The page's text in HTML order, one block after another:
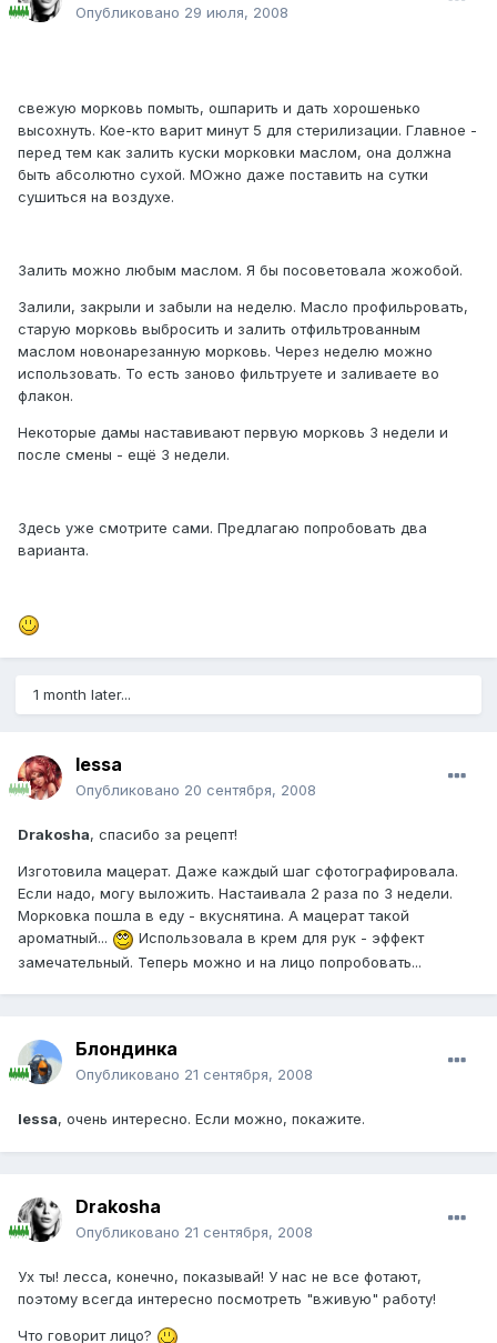
Опубликовано 29 июля, 2008
свежую морковь помыть, ошпарить и дать хорошенько
высохнуть. Кое-кто варит минут 5 для стерилизации. Главное -
перед тем как залить куски морковки маслом, она должна
быть абсолютно сухой. МОжно даже поставить на сутки
сушиться на воздухе.
Залить можно любым маслом. Я бы посоветовала жожобой.
Залили, закрыли и забыли на неделю. Масло профильровать,
старую морковь выбросить и залить отфильтрованным
маслом новонарезанную морковь. Через неделю можно
использовать. То есть заново фильтруете и заливаете во
флакон.
Некоторые дамы наставивают первую морковь 3 недели и
после смены - ещё 3 недели.
Здесь уже смотрите сами. Предлагаю попробовать два
варианта.
1 month later...
lessa
Опубликовано 20 сентября, 2008
Drakosha, спасибо за рецепт!
Изготовила мацерат. Даже каждый шаг сфотографировала.
Если надо, могу выложить. Настаивала 2 раза по 3 недели.
Морковка пошла в еду - вкуснятина. А мацерат такой
ароматный...
Использовала в крем для рук - эффект
замечательный. Теперь можно и на лицо попробовать...
Блондинка
Опубликовано 21 сентября, 2008
lessa, очень интересно. Если можно, покажите.
Drakosha
Опубликовано 21 сентября, 2008
Ух ты! лесса, конечно, показывай! У нас не все фотают,
поэтому всегда интересно посмотреть "вживую" работу!
Что говорит лицо?